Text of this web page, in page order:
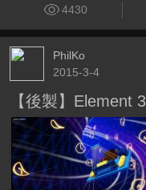
4430
PhilKo
2015-3-4
【後製】Element